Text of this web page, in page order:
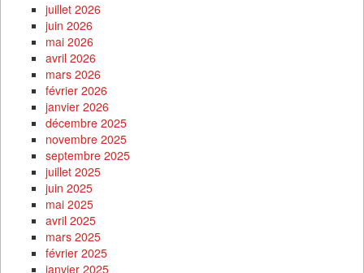
juillet 2026
juin 2026
mai 2026
avril 2026
mars 2026
février 2026
janvier 2026
décembre 2025
novembre 2025
septembre 2025
juillet 2025
juin 2025
mai 2025
avril 2025
mars 2025
février 2025
janvier 2025